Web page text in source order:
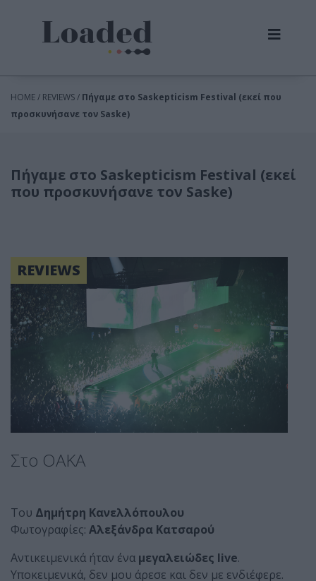
HOME / REVIEWS / Πήγαμε στο Saskepticism Festival (εκεί που
προσκυνήσανε τον Saske)
Πήγαμε στο Saskepticism Festival (εκεί
που προσκυνήσανε τον Saske)
REVIEWS
Στο ΟΑΚΑ
Του Δημήτρη Κανελλόπουλου
Φωτογραφίες: Αλεξάνδρα Κατσαρού
Αντικειμενικά ήταν ένα μεγαλειώδες live.
Υποκειμενικά, δεν μου άρεσε και δεν με ενδιέφερε.